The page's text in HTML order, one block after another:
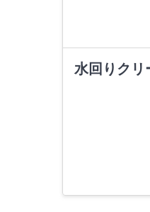
水回りクリ